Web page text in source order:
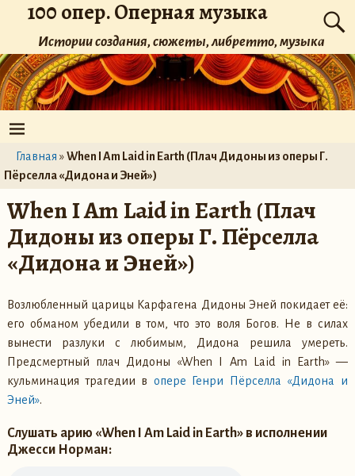
100 опер. Оперная музыка
Истории создания, сюжеты, либретто, музыка
Главная »When I Am Laid in Earth (Плач Дидоны из оперы Г.
Пёрселла «Дидона и Эней»)
When I Am Laid in Earth (Плач
Дидоны из оперы Г. Пёрселла
«Дидона и Эней»)
Возлюбленный царицы Карфагена Дидоны Эней покидает её:
его обманом убедили в том, что это воля Богов. Не в силах
вынести разлуки с любимым, Дидона решила умереть.
Предсмертный плач Дидоны «When I Am Laid in Earth» —
кульминация трагедии в опере Генри Пёрселла «Дидона и
Эней».
Слушать арию «When I Am Laid in Earth» в исполнении
Джесси Норман: